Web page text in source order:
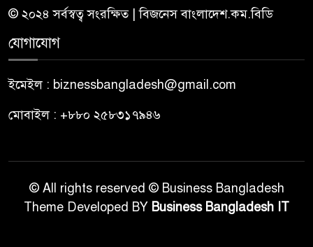
© ২০২৪ সর্বস্বত্ব সংরক্ষিত | বিজনেস বাংলাদেশ.কম.বিডি
যোগাযোগ
ইমেইল : biznessbangladesh@gmail.com
মোবাইল : +৮৮০ ২৫৮৩১৭৯৪৬
© All rights reserved © Business Bangladesh
Theme Developed BY Business Bangladesh IT